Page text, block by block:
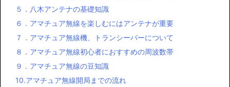
５．八木アンテナの基礎知識
６．アマチュア無線を楽しむにはアンテナが重要
７．アマチュア無線機、トランシーバーについて
８．アマチュア無線初心者におすすめの周波数帯
９．アマチュア無線の豆知識
10.アマチュア無線開局までの流れ